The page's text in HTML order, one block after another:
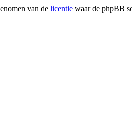
van de licentie waar de phpBB